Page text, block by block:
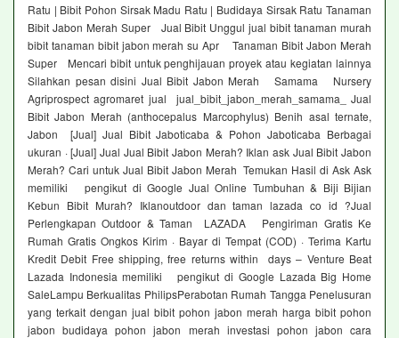
Ratu | Bibit Pohon Sirsak Madu Ratu | Budidaya Sirsak Ratu Tanaman
Bibit Jabon Merah Super Jual Bibit Unggul jual bibit tanaman murah
bibit tanaman bibit jabon merah su Apr Tanaman Bibit Jabon Merah
Super Mencari bibit untuk penghijauan proyek atau kegiatan lainnya
Silahkan pesan disini Jual Bibit Jabon Merah Samama Nursery
Agriprospect agromaret jual jual_bibit_jabon_merah_samama_ Jual
Bibit Jabon Merah (anthocepalus Marcophylus) Benih asal ternate,
Jabon [Jual] Jual Bibit Jaboticaba & Pohon Jaboticaba Berbagai
ukuran · [Jual] Jual Jual Bibit Jabon Merah? Iklan ask Jual Bibit Jabon
Merah? Cari untuk Jual Bibit Jabon Merah Temukan Hasil di Ask Ask
memiliki pengikut di Google Jual Online Tumbuhan & Biji Bijian
Kebun Bibit Murah? Iklanoutdoor dan taman lazada co id ?Jual
Perlengkapan Outdoor & Taman LAZADA Pengiriman Gratis Ke
Rumah Gratis Ongkos Kirim · Bayar di Tempat (COD) · Terima Kartu
Kredit Debit Free shipping, free returns within days – Venture Beat
Lazada Indonesia memiliki pengikut di Google Lazada Big Home
SaleLampu Berkualitas PhilipsPerabotan Rumah Tangga Penelusuran
yang terkait dengan jual bibit pohon jabon merah harga bibit pohon
jabon budidaya pohon jabon merah investasi pohon jabon cara